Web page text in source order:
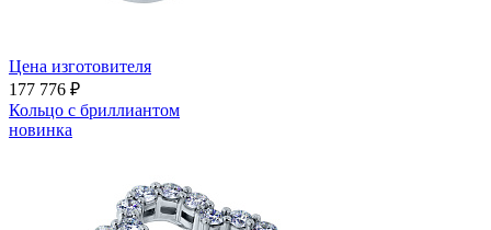
Цена изготовителя
177 776 ₽
Кольцо с бриллиантом
новинка